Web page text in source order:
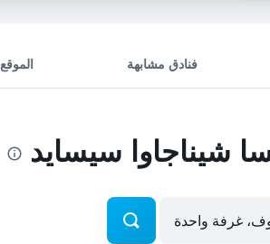
فنادق مشابهة الموقع
شيناجاوا سيسايد